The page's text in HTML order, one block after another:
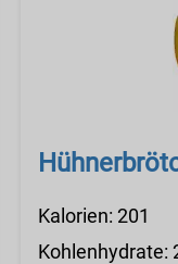
Kalorien: 201
Kohlenhydrate: